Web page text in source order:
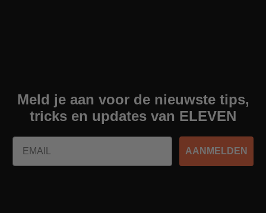
Meld je aan voor de nieuwste tips,
tricks en updates van ELEVEN
Email
AANMELDEN